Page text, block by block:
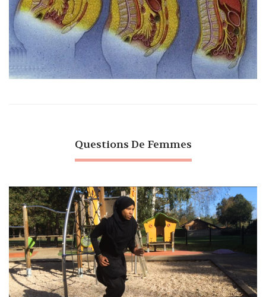
Questions De Femmes